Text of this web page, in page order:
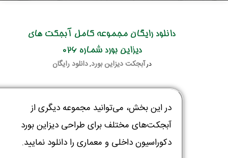
دانلود رایگان مجموعه کامل آبجکت های
دیزاین بورد شماره 026
درآبجکت دیزاین بورد,دانلود رایگان
در این بخش، می‌توانید مجموعه دیگری از
آبجکت‌های مختلف برای طراحی دیزاین بورد
دکوراسیون داخلی و معماری را دانلود نمایید.‌